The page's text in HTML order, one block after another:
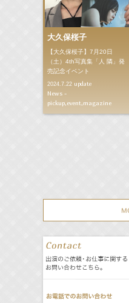
大久保桜子
【大久保桜子】7月20日
（土）4th写真集「人 隣」発
売記念イベント
2024.7.22update
News -
pickup,event,magazine